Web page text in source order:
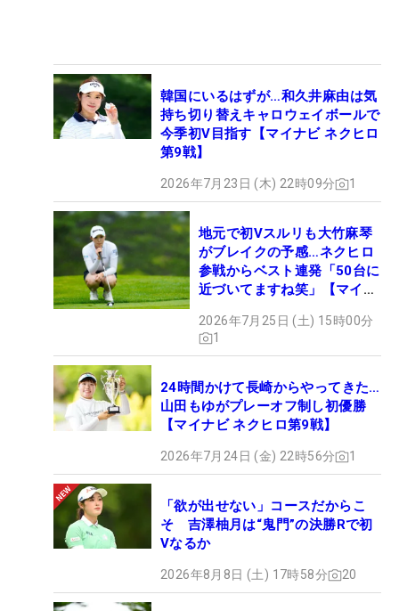
韓国にいるはずが…和久井麻由は気
持ち切り替えキャロウェイボールで
今季初V目指す【マイナビ ネクヒロ
第9戦】
2026年7月23日 (木) 22時09分 1
地元で初Vスルリも大竹麻琴
がブレイクの予感…ネクヒロ
参戦からベスト連発「50台に
近づいてますね笑」【マイナ
2026年7月25日 (土) 15時00分
1
24時間かけて長崎からやってきた…
山田もゆがプレーオフ制し初優勝
【マイナビ ネクヒロ第9戦】
2026年7月24日 (金) 22時56分 1
「欲が出せない」コースだからこ
そ 吉澤柚月は“鬼門”の決勝Rで初
Vなるか
2026年8月8日 (土) 17時58分 20